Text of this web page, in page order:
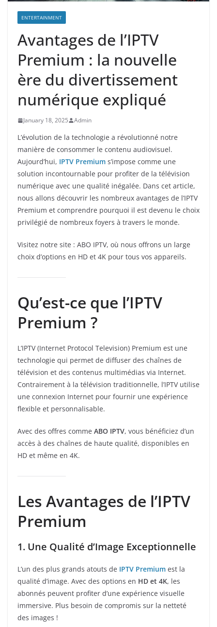
ENTERTAINMENT
Avantages de l’IPTV
Premium : la nouvelle
ère du divertissement
numérique expliqué
January 18, 2025 Admin
L’évolution de la technologie a révolutionné notre
manière de consommer le contenu audiovisuel.
Aujourd’hui, IPTV Premium s’impose comme une
solution incontournable pour profiter de la télévision
numérique avec une qualité inégalée. Dans cet article,
nous allons découvrir les nombreux avantages de l’IPTV
Premium et comprendre pourquoi il est devenu le choix
privilégié de nombreux foyers à travers le monde.
Visitez notre site : ABO IPTV, où nous offrons un large
choix d’options en HD et 4K pour tous vos appareils.
Qu’est-ce que l’IPTV
Premium ?
L’IPTV (Internet Protocol Television) Premium est une
technologie qui permet de diffuser des chaînes de
télévision et des contenus multimédias via Internet.
Contrairement à la télévision traditionnelle, l’IPTV utilise
une connexion Internet pour fournir une expérience
flexible et personnalisable.
Avec des offres comme ABO IPTV, vous bénéficiez d’un
accès à des chaînes de haute qualité, disponibles en
HD et même en 4K.
Les Avantages de l’IPTV
Premium
1. Une Qualité d’Image Exceptionnelle
L’un des plus grands atouts de IPTV Premium est la
qualité d’image. Avec des options en HD et 4K, les
abonnés peuvent profiter d’une expérience visuelle
immersive. Plus besoin de compromis sur la netteté
des images !